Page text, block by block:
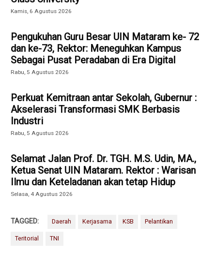
Kamis, 6 Agustus 2026
Pengukuhan Guru Besar UIN Mataram ke- 72
dan ke-73, Rektor: Meneguhkan Kampus
Sebagai Pusat Peradaban di Era Digital
Rabu, 5 Agustus 2026
Perkuat Kemitraan antar Sekolah, Gubernur :
Akselerasi Transformasi SMK Berbasis
Industri
Rabu, 5 Agustus 2026
Selamat Jalan Prof. Dr. TGH. M.S. Udin, MA.,
Ketua Senat UIN Mataram. Rektor : Warisan
Ilmu dan Keteladanan akan tetap Hidup
Selasa, 4 Agustus 2026
TAGGED: Daerah Kerjasama KSB Pelantikan
Teritorial TNI